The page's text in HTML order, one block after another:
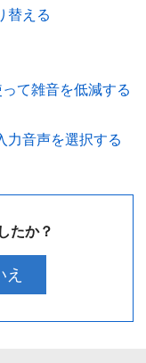
替える
て雑音を低減する
力音声を選択する
たか？
え